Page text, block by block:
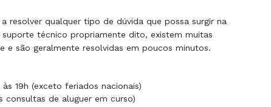
resolver qualquer tipo de dúvida que possa surgir na
técnico propriamente dito, existem muitas
e são geralmente resolvidas em poucos minutos.
19h (exceto feriados nacionais)
consultas de aluguer em curso)